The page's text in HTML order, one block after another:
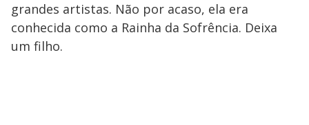
grandes artistas. Não por acaso, ela era
conhecida como a Rainha da Sofrência. Deixa
um filho.